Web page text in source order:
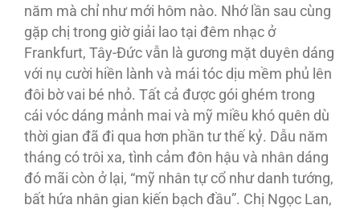
năm mà chỉ như mới hôm nào. Nhớ lần sau cùng
gặp chị trong giờ giải lao tại đêm nhạc ở
Frankfurt, Tây-Đức vẫn là gương mặt duyên dáng
với nụ cười hiền lành và mái tóc dịu mềm phủ lên
đôi bờ vai bé nhỏ. Tất cả được gói ghém trong
cái vóc dáng mảnh mai và mỹ miều khó quên dù
thời gian đã đi qua hơn phần tư thế kỷ. Dẫu năm
tháng có trôi xa, tình cảm đôn hậu và nhân dáng
đó mãi còn ở lại, “mỹ nhân tự cổ như danh tướng,
bất hứa nhân gian kiến bạch đầu”. Chị Ngọc Lan,